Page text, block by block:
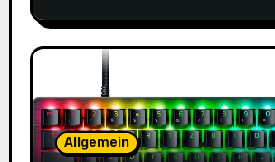
Allgemein